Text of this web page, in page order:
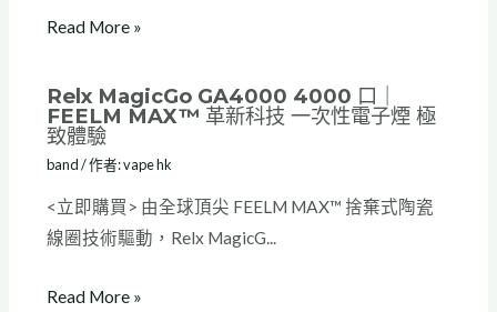
Read More »
Relx MagicGo GA4000 4000 口｜
FEELM MAX™ 革新科技 一次性電子煙 極
致體驗
band/ 作者:vape hk
<立即購買> 由全球頂尖 FEELM MAX™ 捨棄式陶瓷
線圈技術驅動，Relx MagicG...
Read More »